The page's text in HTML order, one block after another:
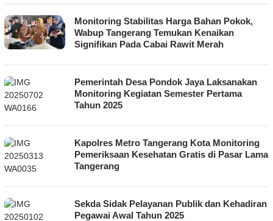
Monitoring Stabilitas Harga Bahan Pokok,
Wabup Tangerang Temukan Kenaikan
Signifikan Pada Cabai Rawit Merah
Pemerintah Desa Pondok Jaya Laksanakan
Monitoring Kegiatan Semester Pertama
Tahun 2025
Kapolres Metro Tangerang Kota Monitoring
Pemeriksaan Kesehatan Gratis di Pasar Lama
Tangerang
Sekda Sidak Pelayanan Publik dan Kehadiran
Pegawai Awal Tahun 2025